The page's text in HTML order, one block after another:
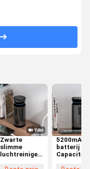
Zwarte
slimme
luchtreiniger
5200mAh
batterij
Capaciteit